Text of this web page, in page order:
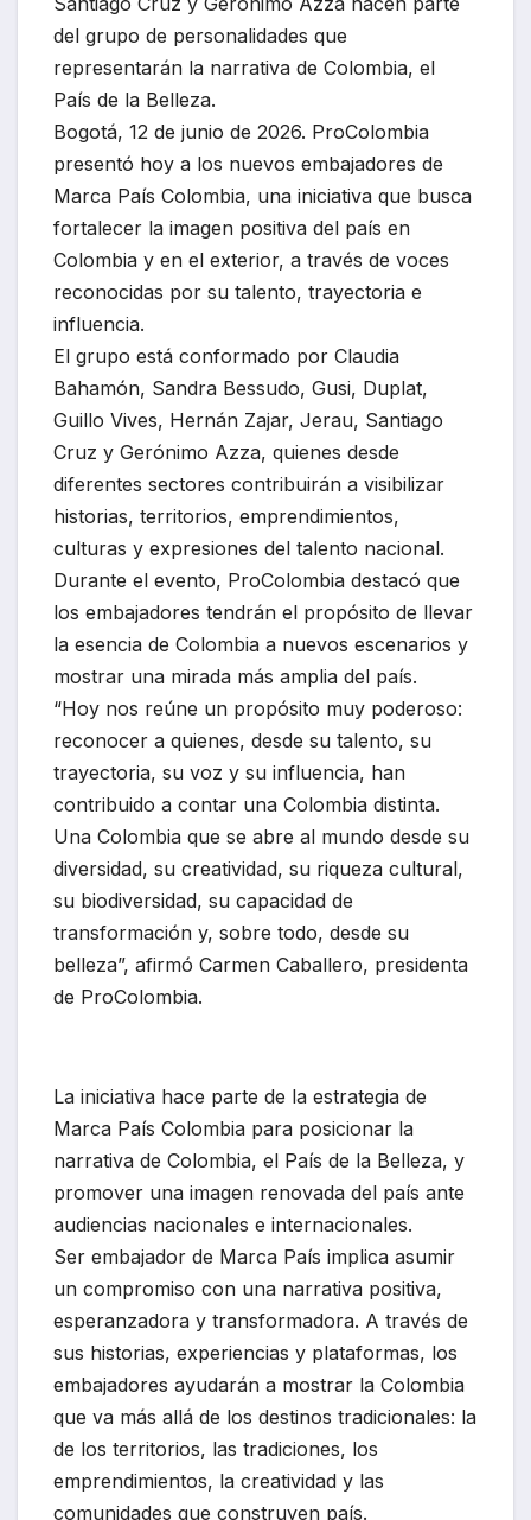
del grupo de personalidades que
representarán la narrativa de Colombia, el
País de la Belleza.
Bogotá, 12 de junio de 2026. ProColombia
presentó hoy a los nuevos embajadores de
Marca País Colombia, una iniciativa que busca
fortalecer la imagen positiva del país en
Colombia y en el exterior, a través de voces
reconocidas por su talento, trayectoria e
influencia.
El grupo está conformado por Claudia
Bahamón, Sandra Bessudo, Gusi, Duplat,
Guillo Vives, Hernán Zajar, Jerau, Santiago
Cruz y Gerónimo Azza, quienes desde
diferentes sectores contribuirán a visibilizar
historias, territorios, emprendimientos,
culturas y expresiones del talento nacional.
Durante el evento, ProColombia destacó que
los embajadores tendrán el propósito de llevar
la esencia de Colombia a nuevos escenarios y
mostrar una mirada más amplia del país.
“Hoy nos reúne un propósito muy poderoso:
reconocer a quienes, desde su talento, su
trayectoria, su voz y su influencia, han
contribuido a contar una Colombia distinta.
Una Colombia que se abre al mundo desde su
diversidad, su creatividad, su riqueza cultural,
su biodiversidad, su capacidad de
transformación y, sobre todo, desde su
belleza”, afirmó Carmen Caballero, presidenta
de ProColombia.
La iniciativa hace parte de la estrategia de
Marca País Colombia para posicionar la
narrativa de Colombia, el País de la Belleza, y
promover una imagen renovada del país ante
audiencias nacionales e internacionales.
Ser embajador de Marca País implica asumir
un compromiso con una narrativa positiva,
esperanzadora y transformadora. A través de
sus historias, experiencias y plataformas, los
embajadores ayudarán a mostrar la Colombia
que va más allá de los destinos tradicionales: la
de los territorios, las tradiciones, los
emprendimientos, la creatividad y las
comunidades que construyen país.